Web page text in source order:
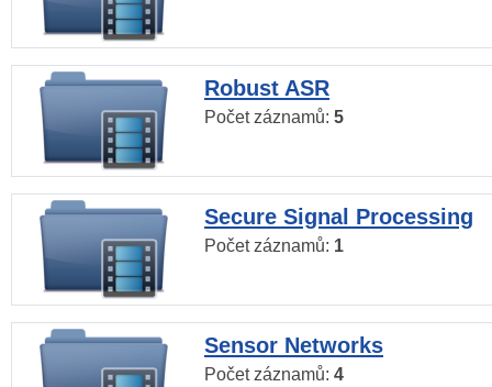
Robust ASR
Počet záznamů: 5
Secure Signal Processing
Počet záznamů: 1
Sensor Networks
Počet záznamů: 4